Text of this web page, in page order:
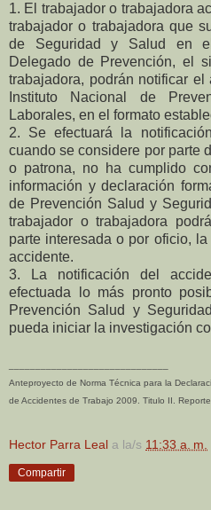
1. El trabajador o trabajadora
trabajador o trabajadora que
de Seguridad y Salud en
Delegado de Prevención, el
trabajadora, podrán notificar el
Instituto Nacional de
Laborales, en el formato
2. Se efectuará la
cuando se considere por parte
o patrona, no ha cumplido
información y declaración
de Prevención Salud y
trabajador o trabajadora
parte interesada o por oficio,
accidente.
3. La notificación del
efectuada lo más pronto
Prevención Salud y
pueda iniciar la investigación
Anteproyecto de Norma Técnica para la
de Accidentes de Trabajo 2009. Titulo II.
Hector Parra Leal a la/s 11:33 a. m.
Compartir